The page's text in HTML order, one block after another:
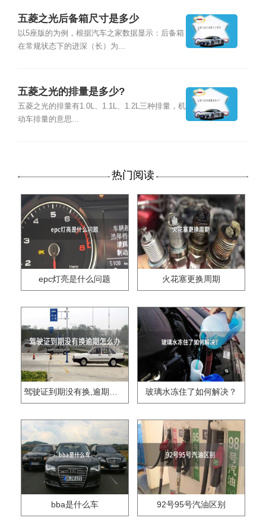
五菱之光后备箱尺寸是多少
以5座版的为例，根据汽车之家数据显示：后备箱
在常规状态下的进深（长）为...
五菱之光的排量是多少?
五菱之光的排量有1.0L、1.1L、1.2L三种排量，机
动车排量的意思...
热门阅读
epc灯亮是什么问题 火花塞更换周期
驾驶证到期没有换,逾期怎么办?? 玻璃水冻住了如何解决？
bba是什么车 92号95号汽油区别